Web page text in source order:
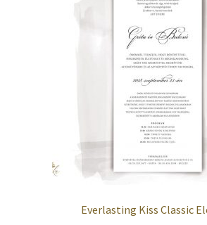
Everlasting Kiss Classic